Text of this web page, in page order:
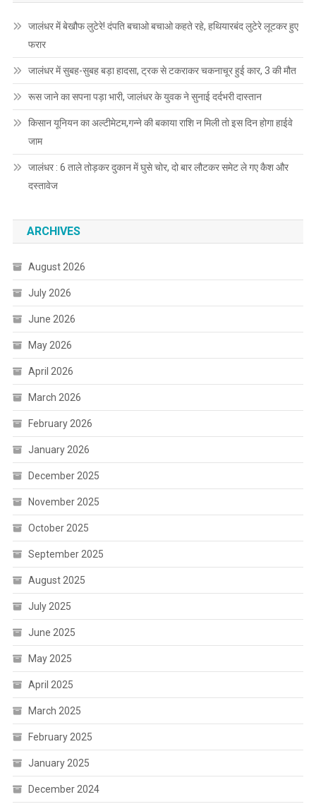
जालंधर में बेखौफ लुटेरे! दंपति बचाओ बचाओ कहते रहे, हथियारबंद लुटेरे लूटकर हुए
फरार
जालंधर में सुबह-सुबह बड़ा हादसा, ट्रक से टकराकर चकनाचूर हुई कार, 3 की मौत
रूस जाने का सपना पड़ा भारी, जालंधर के युवक ने सुनाई दर्दभरी दास्तान
किसान यूनियन का अल्टीमेटम,गन्ने की बकाया राशि न मिली तो इस दिन होगा हाईवे
जाम
जालंधर : 6 ताले तोड़कर दुकान में घुसे चोर, दो बार लौटकर समेट ले गए कैश और
दस्तावेज
ARCHIVES
August 2026
July 2026
June 2026
May 2026
April 2026
March 2026
February 2026
January 2026
December 2025
November 2025
October 2025
September 2025
August 2025
July 2025
June 2025
May 2025
April 2025
March 2025
February 2025
January 2025
December 2024